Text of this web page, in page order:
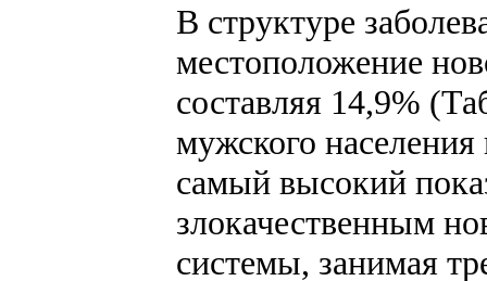
В структуре
местоположение
составляя 14,9%
мужского
самый высокий
злокачественным
системы, занимая